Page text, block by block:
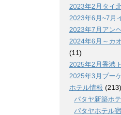
2023年2月タイ
2023年6月~7月
2023年7月アン
2024年6月～カ
(11)
2025年2月香港
2025年3月プー
ホテル情報 (213)
パタヤ新築ホ
パタヤホテル